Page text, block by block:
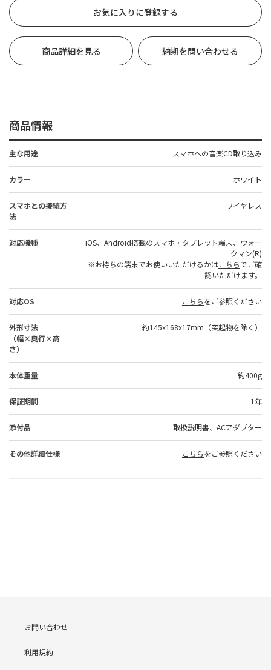
お気に入りに登録する
商品詳細を見る 納期を問い合わせる
商品情報
主な用途 スマホへの音楽CD取り込み
カラー ホワイト
スマホとの接続方
法
ワイヤレス
対応機種
iOS、Android搭載のスマホ・タブレット端末、ウォー
クマン(R)
※お持ちの端末でお使いいただけるかはこちらでご確
認いただけます。
対応OS こちらをご参照ください
外形寸法
（幅×奥行×高
さ）
約145x168x17mm（突起物を除く）
本体重量 約400g
保証期間 1年
添付品 取扱説明書、ACアダプター
その他詳細仕様 こちらをご参照ください
お問い合わせ
利用規約